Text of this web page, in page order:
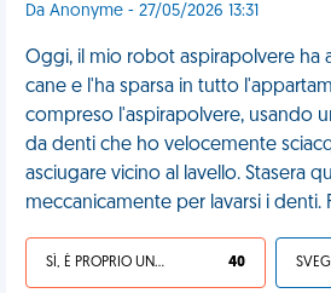
Da Anonyme - 27/05/2026 13:31
Oggi, il mio robot aspirapolvere ha
cane e l'ha sparsa in tutto
compreso l'aspirapolvere, usando
da denti che ho velocemente
asciugare vicino al lavello. Stasera
meccanicamente per lavarsi i denti.
SÌ, È PROPRIO UNA VDM! 40